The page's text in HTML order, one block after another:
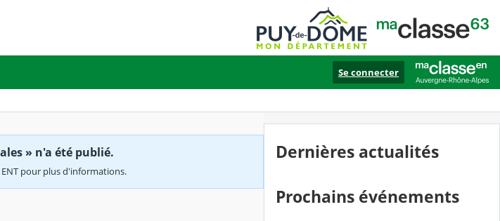
Se connecter
» n'a été publié.
pour plus d'informations.
Dernières actualités
Prochains événements